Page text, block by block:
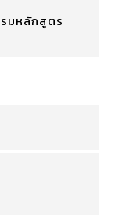
มหลักสูตร